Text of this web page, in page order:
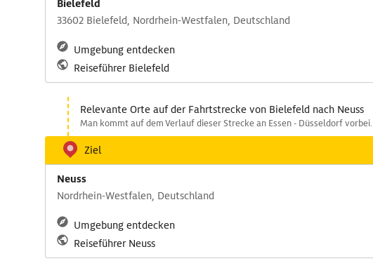
Bielefeld
33602 Bielefeld, Nordrhein-Westfalen, Deutschland
Umgebung entdecken
Reiseführer Bielefeld
Relevante Orte auf der Fahrtstrecke von Bielefeld nach Neuss
Man kommt auf dem Verlauf dieser Strecke an Essen - Düsseldorf vorbei.
Ziel
Neuss
Nordrhein-Westfalen, Deutschland
Umgebung entdecken
Reiseführer Neuss